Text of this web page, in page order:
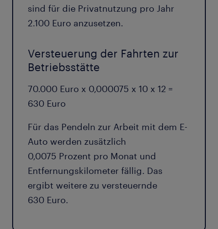
sind für die Privatnutzung pro Jahr
2.100 Euro anzusetzen.
Versteuerung der Fahrten zur
Betriebsstätte
70.000 Euro x 0,000075 x 10 x 12 =
630 Euro
Für das Pendeln zur Arbeit mit dem E-
Auto werden zusätzlich
0,0075 Prozent pro Monat und
Entfernungskilometer fällig. Das
ergibt weitere zu versteuernde
630 Euro.